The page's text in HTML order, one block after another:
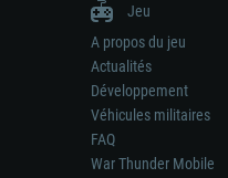
Jeu
A propos du jeu
Actualités
Développement
Véhicules militaires
FAQ
War Thunder Mobile